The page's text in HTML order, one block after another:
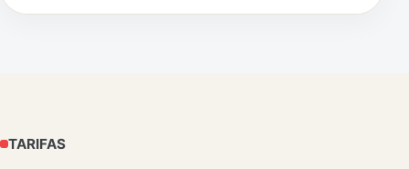
TARIFAS